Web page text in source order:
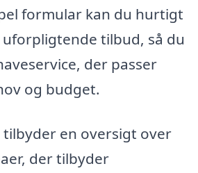
formular kan du hurtigt
tilbud, så du
der passer
og budget.
en oversigt over
der tilbyder